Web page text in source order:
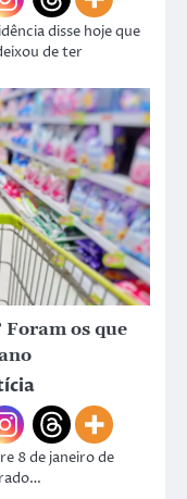
disse hoje que
de ter
os que
8 de janeiro de